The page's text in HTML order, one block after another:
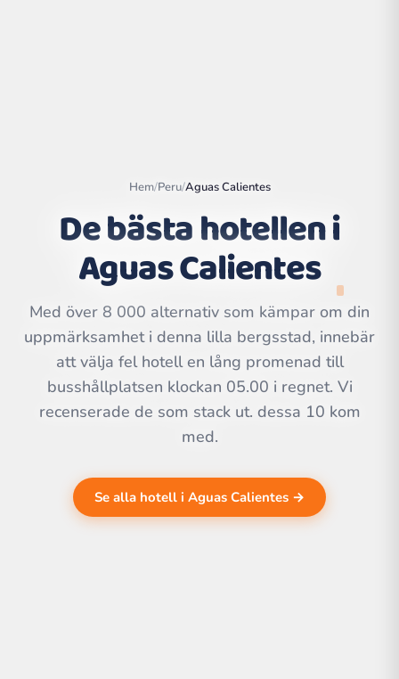
contributors | ©
CARTO
Hem/Peru/Aguas Calientes
De bästa hotellen i
Aguas Calientes
Med över 8 000 alternativ som kämpar om din
uppmärksamhet i denna lilla bergsstad, innebär
att välja fel hotell en lång promenad till
busshållplatsen klockan 05.00 i regnet. Vi
recenserade de som stack ut. dessa 10 kom
med.
Se alla hotell i Aguas Calientes →